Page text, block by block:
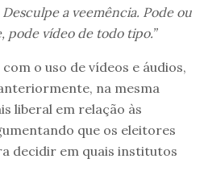
a veemência. Pode ou
pode vídeo de todo tipo.”
o uso de vídeos e áudios,
na mesma
liberal em relação às
que os eleitores
decidir em quais institutos